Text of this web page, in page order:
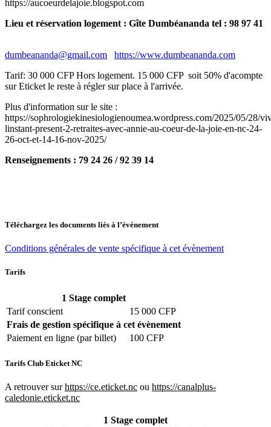
https://aucoeurdelajoie.blogspot.com
Lieu et réservation logement : Gîte Dumbéananda tel : 98 97 41
dumbeananda@gmail.com
https://www.dumbeananda.com
Tarif: 30 000 CFP Hors logement. 15 000 CFP soit 50% d'acompte
sur Eticket le reste à régler sur place à l'arrivée.
Plus d'information sur le site :
https://sophrologiekinesiologienoumea.wordpress.com/2025/05/28/
linstant-present-2-retraites-avec-annie-au-coeur-de-la-joie-en-nc-24-
26-oct-et-14-16-nov-2025/
Renseignements : 79 24 26 / 92 39 14
Téléchargez les documents liés à l’événement
Conditions générales de vente spécifique à cet évènement
Tarifs
1 Stage complet
Tarif conscient
15 000 CFP
Frais de gestion spécifique à cet évènement
Paiement en ligne (par billet)
100 CFP
Tarifs Club Eticket NC
A retrouver surhttps://ce.eticket.nc ou https://canalplus-
caledonie.eticket.nc
1 Stage complet